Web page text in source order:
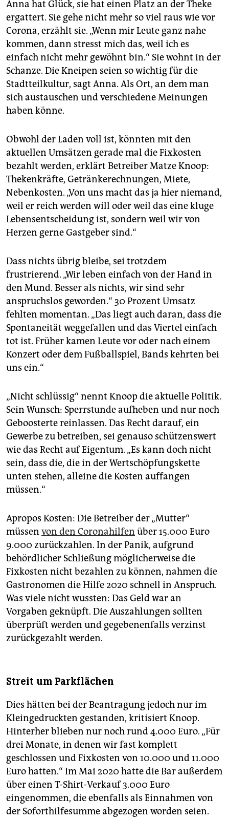
Anna hat Glück, sie hat einen Platz an der Theke
ergattert. Sie gehe nicht mehr so viel raus wie vor
Corona, erzählt sie. „Wenn mir Leute ganz nahe
kommen, dann stresst mich das, weil ich es
einfach nicht mehr gewöhnt bin.“ Sie wohnt in der
Schanze. Die Kneipen seien so wichtig für die
Stadtteilkultur, sagt Anna. Als Ort, an dem man
sich austauschen und verschiedene Meinungen
haben könne.
Obwohl der Laden voll ist, könnten mit den
aktuellen Umsätzen gerade mal die Fixkosten
bezahlt werden, erklärt Betreiber Matze Knoop:
Thekenkräfte, Getränkerechnungen, Miete,
Nebenkosten. „Von uns macht das ja hier niemand,
weil er reich werden will oder weil das eine kluge
Lebensentscheidung ist, sondern weil wir von
Herzen gerne Gastgeber sind.“
Dass nichts übrig bleibe, sei trotzdem
frustrierend. „Wir leben einfach von der Hand in
den Mund. Besser als nichts, wir sind sehr
anspruchslos geworden.“ 30 Prozent Umsatz
fehlten momentan. „Das liegt auch daran, dass die
Spontaneität weggefallen und das Viertel einfach
tot ist. Früher kamen Leute vor oder nach einem
Konzert oder dem Fußballspiel, Bands kehrten bei
uns ein.“
„Nicht schlüssig“ nennt Knoop die aktuelle Politik.
Sein Wunsch: Sperrstunde aufheben und nur noch
Geboosterte reinlassen. Das Recht darauf, ein
Gewerbe zu betreiben, sei genauso schützenswert
wie das Recht auf Eigentum. „Es kann doch nicht
sein, dass die, die in der Wertschöpfungskette
unten stehen, alleine die Kosten auffangen
müssen.“
Apropos Kosten: Die Betreiber der „Mutter“
müssen von den Coronahilfen über 15.000 Euro
9.000 zurückzahlen. In der Panik, aufgrund
behördlicher Schließung möglicherweise die
Fixkosten nicht bezahlen zu können, nahmen die
Gastronomen die Hilfe 2020 schnell in Anspruch.
Was viele nicht wussten: Das Geld war an
Vorgaben geknüpft. Die Auszahlungen sollten
überprüft werden und gegebenenfalls verzinst
zurückgezahlt werden.
Streit um Parkflächen
Dies hätten bei der Beantragung jedoch nur im
Kleingedruckten gestanden, kritisiert Knoop.
Hinterher blieben nur noch rund 4.000 Euro. „Für
drei Monate, in denen wir fast komplett
geschlossen und Fixkosten von 10.000 und 11.000
Euro hatten.“ Im Mai 2020 hatte die Bar außerdem
über einen T-Shirt-Verkauf 3.000 Euro
eingenommen, die ebenfalls als Einnahmen von
der Soforthilfesumme abgezogen worden seien.